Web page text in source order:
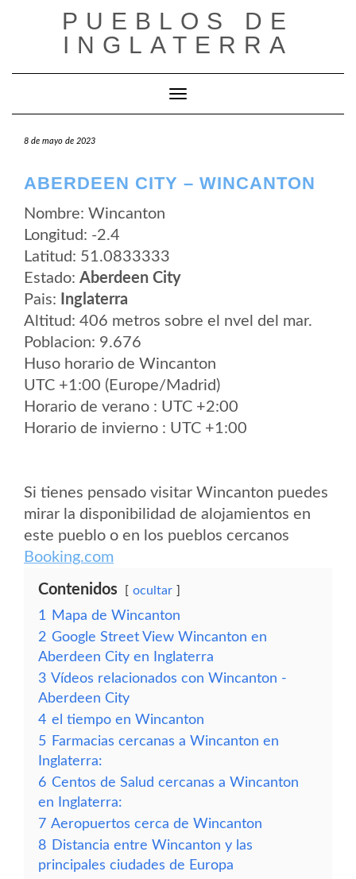
PUEBLOS DE
INGLATERRA
Cambiar modo de navegación
8 de mayo de 2023
ABERDEEN CITY – WINCANTON
Nombre: Wincanton
Longitud: -2.4
Latitud: 51.0833333
Estado: Aberdeen City
Pais:
Inglaterra
Altitud: 406 metros sobre el nvel del mar.
Poblacion: 9.676
Huso horario de Wincanton
UTC +1:00 (Europe/Madrid)
Horario de verano : UTC +2:00
Horario de invierno : UTC +1:00
Si tienes pensado visitar Wincanton puedes
mirar la disponibilidad de alojamientos en
este pueblo o en los pueblos cercanos
Booking.com
Contenidos ocultar
1
Mapa de Wincanton
2 Google Street View Wincanton en
Aberdeen City en Inglaterra
3 Vídeos relacionados con Wincanton -
Aberdeen City
4 el tiempo en Wincanton
5 Farmacias cercanas a Wincanton en
Inglaterra:
6 Centos de Salud cercanas a Wincanton
en Inglaterra:
7 Aeropuertos cerca de Wincanton
8 Distancia entre Wincanton y las
principales ciudades de Europa